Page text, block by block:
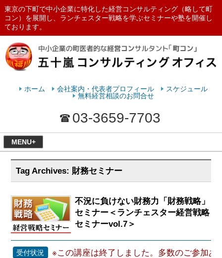
東京の下町で中小企業に特化した経営コンサルティング（略して町
コン）を展開し、ランチェスター戦略を学ぶセミナーや塾を開催し
ております。
ランチェスターの法則を学ぶなら
ホーム 会社案内・代表者プロフィール
スケジュール
無料経営相談のお問合せ
03-3659-7703
MENU+
Tag Archives: 財務セミナー
不況に負けない財務力「財務戦略」
セミナー＜ランチェスター経営戦略
セミナーvol.7＞
受付状況 ※この講座は終了しました。多数のご参加あ